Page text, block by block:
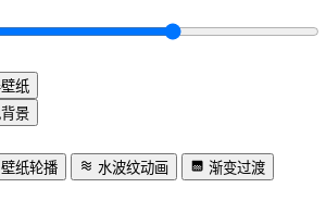
纸
景
壁纸轮播 水波纹动画 渐变过渡